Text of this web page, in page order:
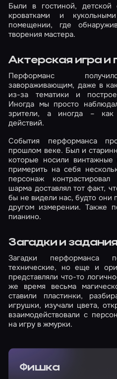
Были в гостиной,
кроватками и
помещении, где
творения мастера.
Актерская игра
Перформанс
завораживающим, даже в
из-за тематики и
Иногда мы просто
зрители, а иногда – как
действий.
События перформанса
прошлом веке. Был и
которые носили
примерить на себя
персонаж
шарма доставлял тот факт,
бы не видели нас, будто они
другом измерении. Также
пианино.
Загадки и задания
Загадки перформанса
технические, но еще и
представляли что-то
же время весьма
ставили пластинки,
игрушки, изучали цвета,
взаимодействовали с
на игру в жмурки.
Фишка